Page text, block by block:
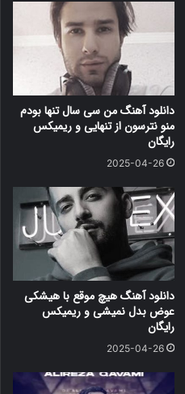
دانلود آهنگ من سی سال تنها بودم
منو نترسون از تنهایی و ریمیکس
رایگان
2025-04-26
دانلود آهنگ هیچ موقع با هیشکی
عوض بدل نمیشی و ریمیکس
رایگان
2025-04-26